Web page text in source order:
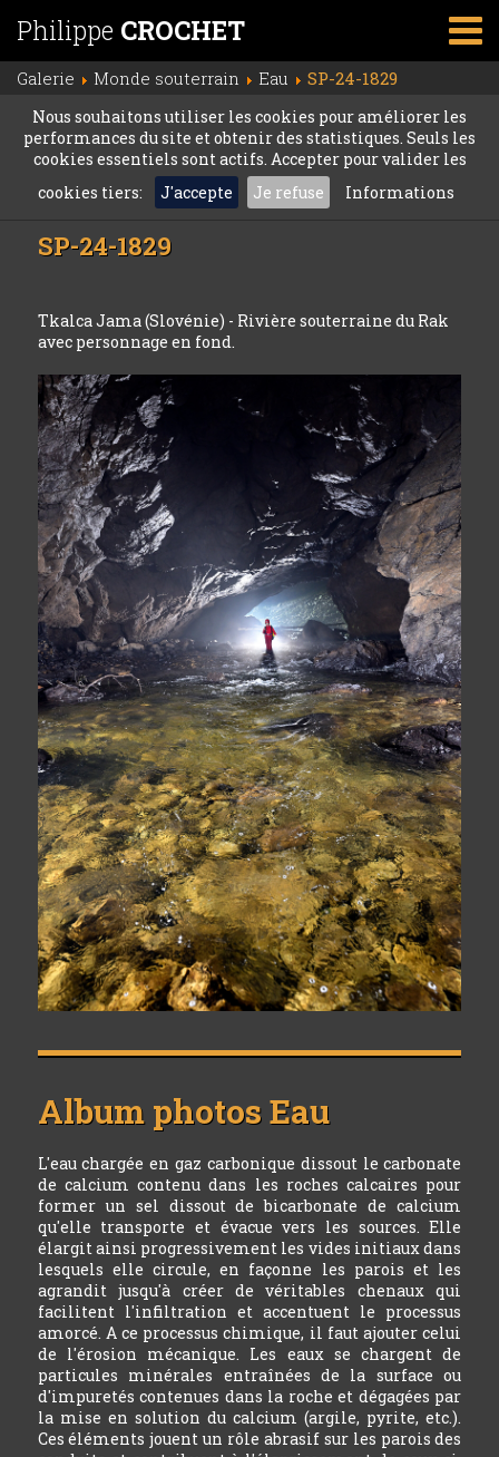
Philippe CROCHET
Galerie Monde souterrain Eau SP-24-1829
Nous souhaitons utiliser les cookies pour améliorer les
performances du site et obtenir des statistiques. Seuls les
cookies essentiels sont actifs. Accepter pour valider les
cookies tiers:
J'accepte Je refuse Informations
SP-24-1829
Tkalca Jama (Slovénie) - Rivière souterraine du Rak
avec personnage en fond.
Album photosEau
L'eau chargée en gaz carbonique dissout le carbonate
de calcium contenu dans les roches calcaires pour
former un sel dissout de bicarbonate de calcium
qu'elle transporte et évacue vers les sources. Elle
élargit ainsi progressivement les vides initiaux dans
lesquels elle circule, en façonne les parois et les
agrandit jusqu'à créer de véritables chenaux qui
facilitent l'infiltration et accentuent le processus
amorcé. A ce processus chimique, il faut ajouter celui
de l'érosion mécanique. Les eaux se chargent de
particules minérales entraînées de la surface ou
d'impuretés contenues dans la roche et dégagées par
la mise en solution du calcium (argile, pyrite, etc.).
Ces éléments jouent un rôle abrasif sur les parois des